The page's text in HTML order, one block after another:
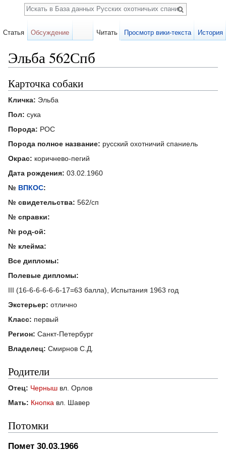
Эльба 562Спб
Карточка собаки
Кличка: Эльба
Пол: сука
Порода: РОС
Порода полное название: русский охотничий спаниель
Окрас: коричнево-пегий
Дата рождения: 03.02.1960
№ ВПКОС:
№ свидетельства: 562/сп
№ справки:
№ род-ой:
№ клейма:
Все дипломы:
Полевые дипломы:
III (16-6-6-6-6-6-17=63 балла), Испытания 1963 год
Экстерьер: отлично
Класс: первый
Регион: Санкт-Петербург
Владелец: Смирнов С.Д.
Родители
Отец: Черныш вл. Орлов
Мать: Кнопка вл. Шавер
Потомки
Помет 30.03.1966
Статья Обсуждение Читать Просмотр вики-текста История
Поиск